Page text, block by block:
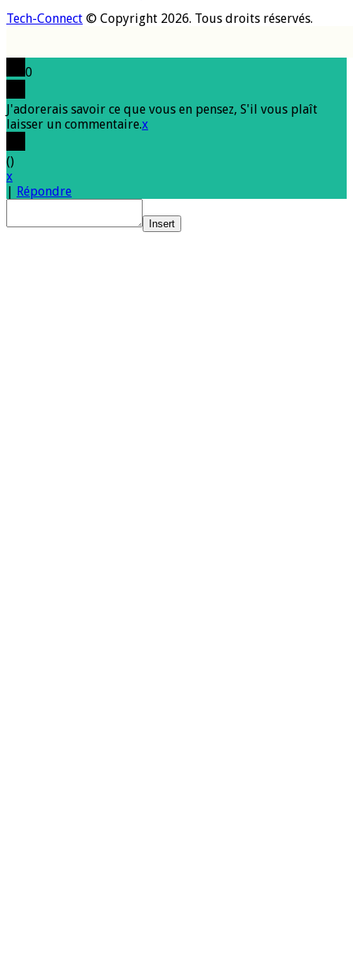
Tech-Connect © Copyright 2026. Tous droits réservés.
0
J'adorerais savoir ce que vous en pensez, S'il vous plaît
laisser un commentaire.x
()
x
| Répondre
Insert